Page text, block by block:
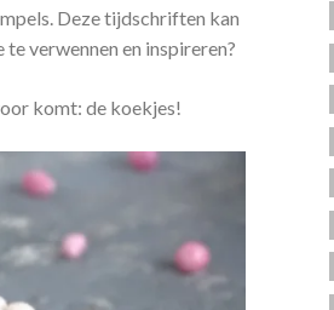
Deze tijdschriften kan
verwennen en inspireren?
komt: de koekjes!